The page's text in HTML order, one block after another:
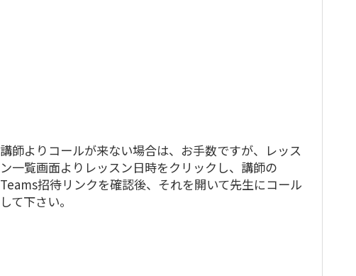
講師よりコールが来ない場合は、お手数ですが、レッス
ン一覧画面よりレッスン日時をクリックし、講師の
Teams招待リンクを確認後、それを開いて先生にコール
して下さい。